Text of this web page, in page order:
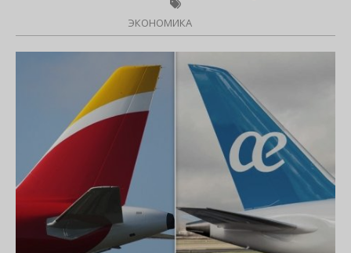
ЭКОНОМИКА